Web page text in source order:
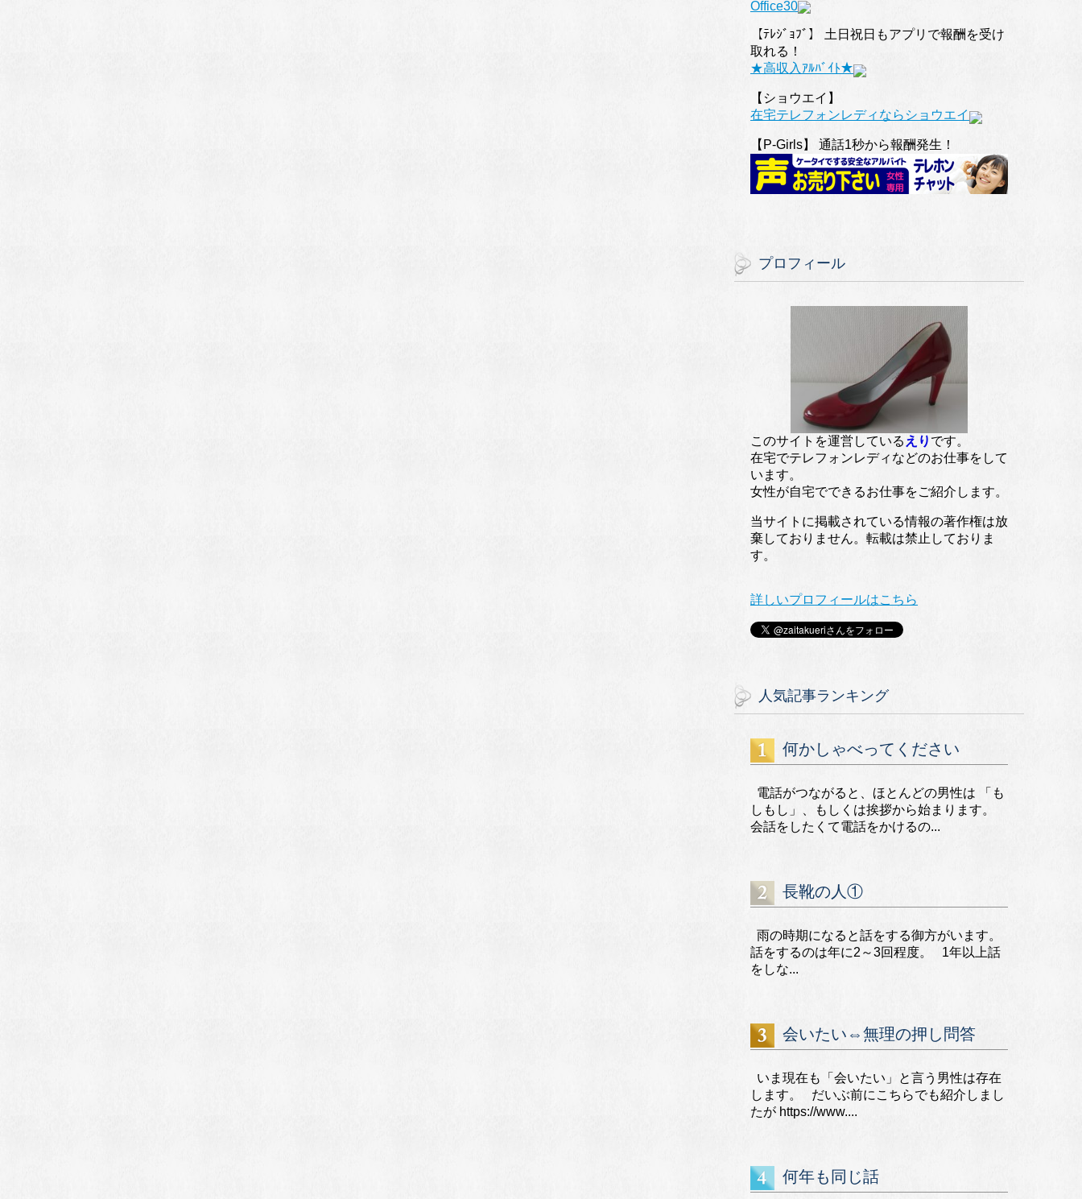
Office30
【ﾃﾚｼﾞｮﾌﾞ】 土日祝日もアプリで報酬を受け
取れる！
★高収入ｱﾙﾊﾞｲﾄ★
【ショウエイ】
在宅テレフォンレディならショウエイ
【P-Girls】 通話1秒から報酬発生！
プロフィール
このサイトを運営している えり です。
在宅でテレフォンレディなどのお仕事をして
います。
女性が自宅でできるお仕事をご紹介します。
当サイトに掲載されている情報の著作権は放
棄しておりません。転載は禁止しておりま
す。
詳しいプロフィールはこちら
人気記事ランキング
何かしゃべってください
電話がつながると、ほとんどの男性は 「も
しもし」、もしくは挨拶から始まります。
会話をしたくて電話をかけるの...
長靴の人①
雨の時期になると話をする御方がいます。
話をするのは年に2～3回程度。 1年以上話
をしな...
会いたい⇔無理の押し問答
いま現在も「会いたい」と言う男性は存在
します。 だいぶ前にこちらでも紹介しまし
たが https://www....
何年も同じ話